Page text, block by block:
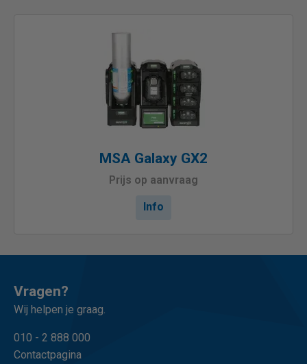
MSA Galaxy GX2
Prijs op aanvraag
Info
Vragen?
Wij helpen je graag.
010 - 2 888 000
Contactpagina